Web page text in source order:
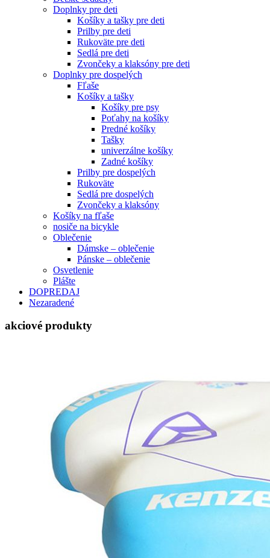
Doplnky pre deti
Košíky a tašky pre deti
Prilby pre deti
Rukoväte pre deti
Sedlá pre deti
Zvončeky a klaksóny pre deti
Doplnky pre dospelých
Fľaše
Košíky a tašky
Košíky pre psy
Poťahy na košíky
Predné košíky
Tašky
univerzálne košíky
Zadné košíky
Prilby pre dospelých
Rukoväte
Sedlá pre dospelých
Zvončeky a klaksóny
Košíky na fľaše
nosiče na bicykle
Oblečenie
Dámske – oblečenie
Pánske – oblečenie
Osvetlenie
Plášte
DOPREDAJ
Nezaradené
akciové produkty